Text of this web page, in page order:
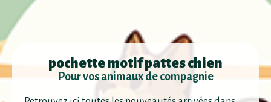
pochette motif pattes chien
Pour vos animaux de compagnie